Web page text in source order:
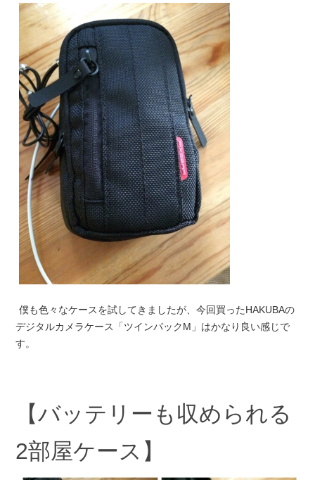
僕も色々なケースを試してきましたが、今回買ったHAKUBAの
デジタルカメラケース「ツインパックM」はかなり良い感じで
す。
【バッテリーも収められる
2部屋ケース】